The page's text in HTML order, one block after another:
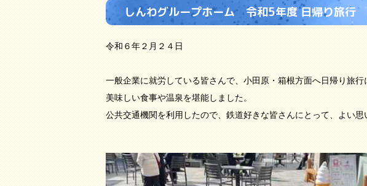
しんわグループホーム 令和5年度 日帰り旅行
令和６年２月２４日
一般企業に就労している皆さんで、小田原・箱根方面へ日帰り旅行
美味しい食事や温泉を堪能しました。
公共交通機関を利用したので、鉄道好きな皆さんにとって、よい思